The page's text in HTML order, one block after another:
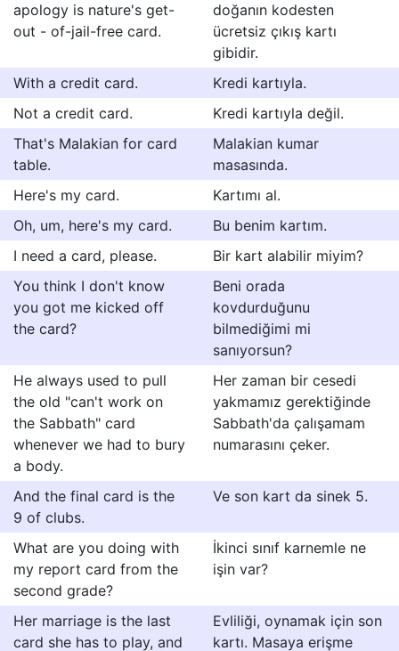
apology is nature's get-
out - of-jail-free card.
doğanın kodesten
ücretsiz çıkış kartı
gibidir.
With a credit card.
Kredi kartıyla.
Not a credit card.
Kredi kartıyla değil.
That's Malakian for card
table.
Malakian kumar
masasında.
Here's my card.
Kartımı al.
Oh, um, here's my card.
Bu benim kartım.
I need a card, please.
Bir kart alabilir miyim?
You think I don't know
you got me kicked off
the card?
Beni orada
kovdurduğunu
bilmediğimi mi
sanıyorsun?
He always used to pull
the old "can't work on
the Sabbath" card
whenever we had to bury
a body.
Her zaman bir cesedi
yakmamız gerektiğinde
Sabbath'da çalışamam
numarasını çeker.
And the final card is the
9 of clubs.
Ve son kart da sinek 5.
What are you doing with
my report card from the
second grade?
İkinci sınıf karnemle ne
işin var?
Her marriage is the last
card she has to play, and
Evliliği, oynamak için son
kartı. Masaya erişme